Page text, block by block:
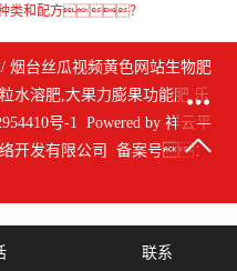
种类和配方？
烟台丝瓜视频黄色网站生物肥
水溶肥 大果力膨果功能肥 乐
号-1 Powered by 祥云平
开发有限公司
备案号：
联系